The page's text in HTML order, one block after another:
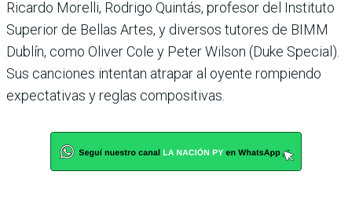
Ricardo Morelli, Rodrigo Quintás, profesor del Instituto
Superior de Bellas Artes, y diversos tutores de BIMM
Dublín, como Oliver Cole y Peter Wilson (Duke Special).
Sus canciones intentan atrapar al oyente rompiendo
expectativas y reglas compositivas.